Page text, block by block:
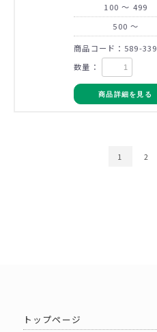
100 ～ 499
500 ～
商品コード：589-339
数量：
商品詳細を見る
1 2
トップページ